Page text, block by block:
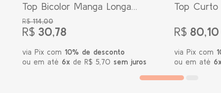
Top Bicolor Manga Longa
Única Verde Folhagem
R$114,00
R$ 30,78
via Pix com 10% de desconto
ou em até 6x de R$ 5,70 sem juros
Top
R$ 80,10
via Pix com
ou em até